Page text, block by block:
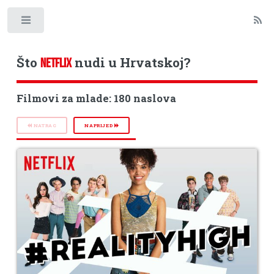
Što NETFLIXnudi u Hrvatskoj?
Filmovi za mlade: 180 naslova
NATRAG NAPRIJED